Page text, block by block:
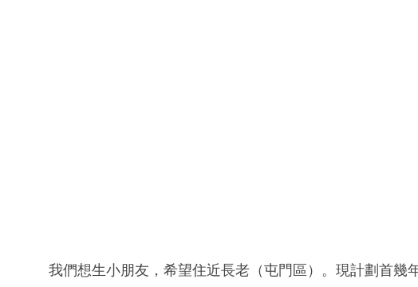
我們想生小朋友，希望住近長老（屯門區）。現計劃首幾